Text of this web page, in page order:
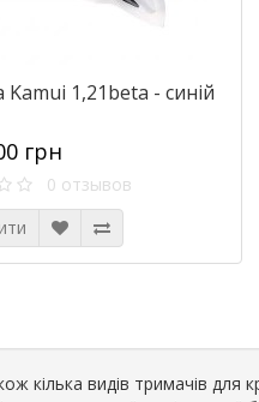
Kamui 1,21beta - синій
грн
0 отзывов
кілька видів тримачів для